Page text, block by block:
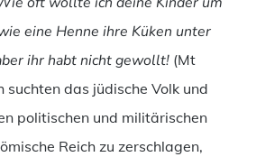
eine Henne ihre Küken unter
ihr habt nicht gewollt!(Mt
suchten das jüdische Volk und
politischen und militärischen
Reich zu zerschlagen,